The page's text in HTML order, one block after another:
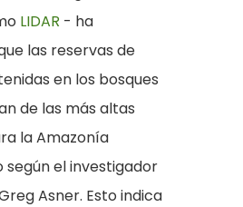
LIDAR - ha
las reservas de
en los bosques
de las más altas
la Amazonía
según el investigador
Asner. Esto indica